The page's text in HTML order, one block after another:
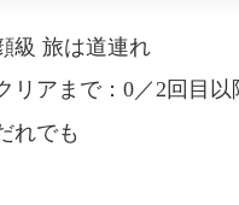
級 旅は道連れ
リアまで：0／2回目以
れでも